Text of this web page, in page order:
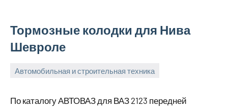
Тормозные колодки для Нива
Шевроле
Автомобильная и строительная техника
2023
По каталогу АВТОВАЗ для ВАЗ 2123 передней